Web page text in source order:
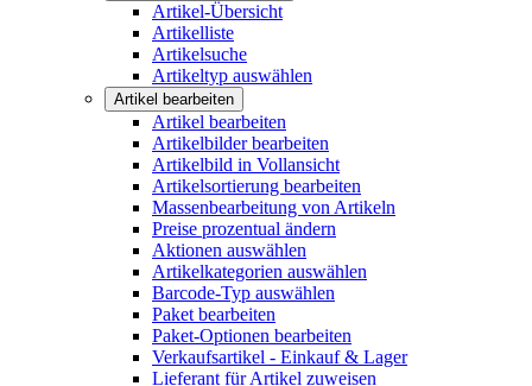
Artikel-Übersicht
Artikelliste
Artikelsuche
Artikeltyp auswählen
Artikel bearbeiten
Artikel bearbeiten
Artikelbilder bearbeiten
Artikelbild in Vollansicht
Artikelsortierung bearbeiten
Massenbearbeitung von Artikeln
Preise prozentual ändern
Aktionen auswählen
Artikelkategorien auswählen
Barcode-Typ auswählen
Paket bearbeiten
Paket-Optionen bearbeiten
Verkaufsartikel - Einkauf & Lager
Lieferant für Artikel zuweisen